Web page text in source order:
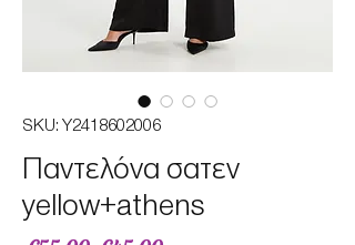
SKU: Y2418602006
Παντελόνα σατεν
yellow+athens